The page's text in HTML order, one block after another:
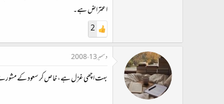
اعتراض ہے۔
2
دسمبر 13، 2008
بہت اچھی غزل ہے، خاص کر سعود کے مشورے